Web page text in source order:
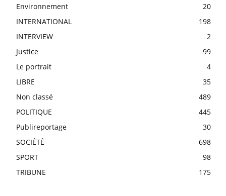
Environnement
20
INTERNATIONAL
198
INTERVIEW
2
Justice
99
Le portrait
4
LIBRE
35
Non classé
489
POLITIQUE
445
Publireportage
30
SOCIÉTÉ
698
SPORT
98
TRIBUNE
175